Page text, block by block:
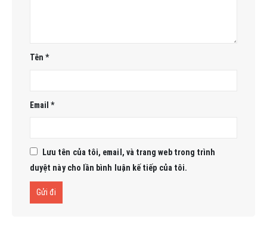
Tên*
Email*
Lưu tên của tôi, email, và trang web trong trình
duyệt này cho lần bình luận kế tiếp của tôi.